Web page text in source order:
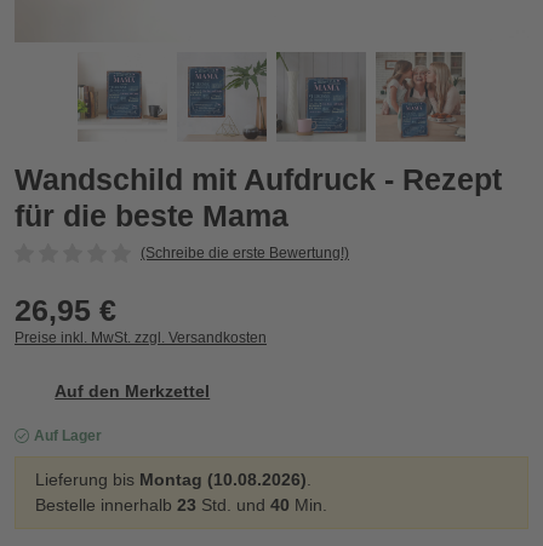
Wandschild mit Aufdruck - Rezept für die beste Mama
Zurück
Wandschild mit Aufdruck - Rezept
für die beste Mama
(Schreibe die erste Bewertung!)
26,95 €
Preise inkl. MwSt. zzgl. Versandkosten
Auf den Merkzettel
Auf Lager
Lieferung bis Montag (10.08.2026).
Bestelle innerhalb 23 Std. und 40 Min.